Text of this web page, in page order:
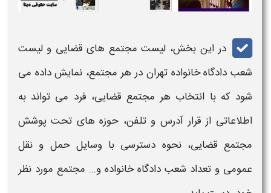
در این بخش، لیست مجتمع های قضایی و لیست
شعب دادگاه خانواده تهران در هر مجتمع، نمایش داده می
شود که با انتخاب هر مجتمع قضایی، فرد می تواند به
اطلاعاتی از قرار آدرس و تلفن، حوزه های تحت پوشش
مجتمع قضایی، نحوه دسترسی با وسایل حمل و نقل
عمومی و تعداد شعب دادگاه خانواده و... مجتمع مورد نظر